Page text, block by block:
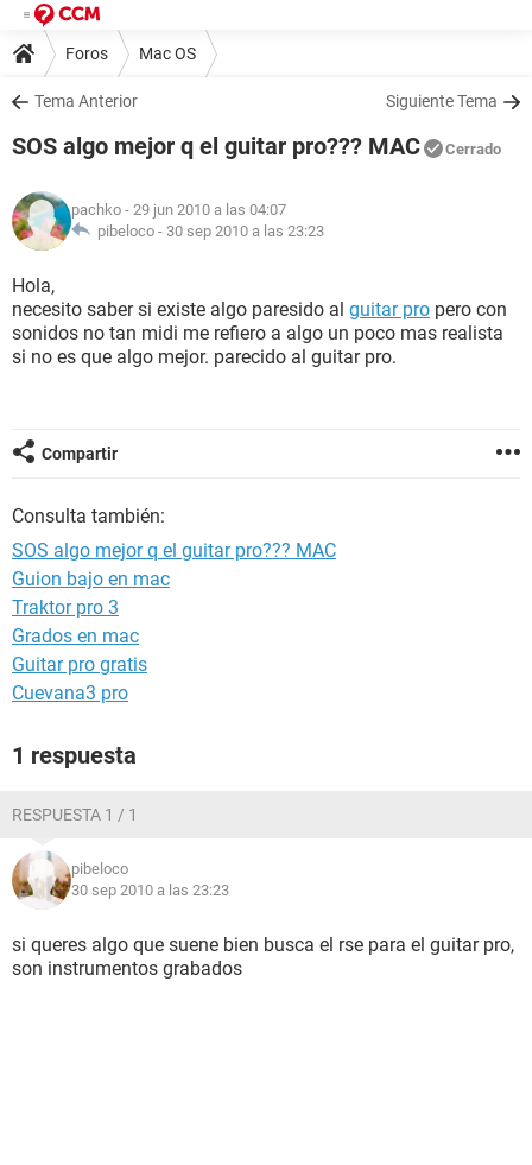
Foros Mac OS
Tema Anterior Siguiente Tema
SOS algo mejor q el guitar pro??? MAC Cerrado
pachko - 29 jun 2010 a las 04:07
pibeloco - 30 sep 2010 a las 23:23
Hola,
necesito saber si existe algo paresido al guitar pro pero con
sonidos no tan midi me refiero a algo un poco mas realista
si no es que algo mejor. parecido al guitar pro.
Compartir
Consulta también:
SOS algo mejor q el guitar pro??? MAC
Guion bajo en mac
Traktor pro 3
Grados en mac
Guitar pro gratis
Cuevana3 pro
1 respuesta
RESPUESTA 1 / 1
pibeloco
30 sep 2010 a las 23:23
si queres algo que suene bien busca el rse para el guitar pro,
son instrumentos grabados